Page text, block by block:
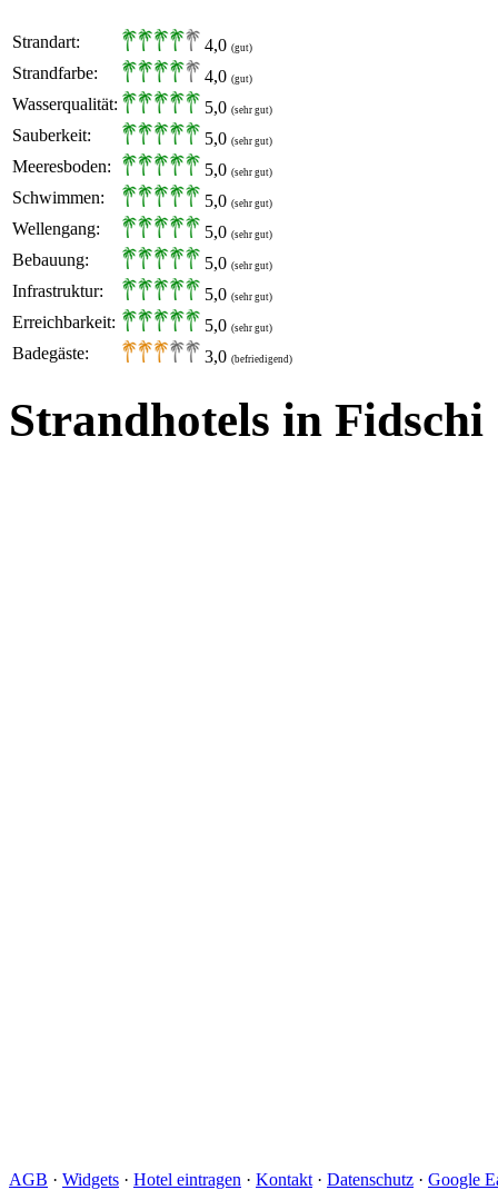
Strandart: 4,0 (gut)
Strandfarbe: 4,0 (gut)
Wasserqualität: 5,0 (sehr gut)
Sauberkeit: 5,0 (sehr gut)
Meeresboden: 5,0 (sehr gut)
Schwimmen: 5,0 (sehr gut)
Wellengang: 5,0 (sehr gut)
Bebauung: 5,0 (sehr gut)
Infrastruktur: 5,0 (sehr gut)
Erreichbarkeit: 5,0 (sehr gut)
Badegäste: 3,0 (befriedigend)
Strandhotels in Fidschi
AGB · Widgets · Hotel eintragen · Kontakt · Datenschutz · Google